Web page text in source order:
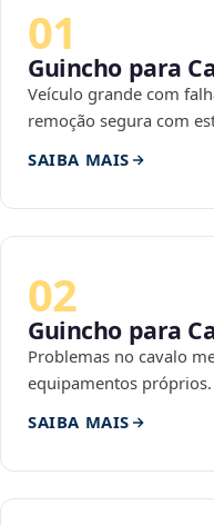
01
Guincho para
Veículo grande com
remoção segura com
SAIBA MAIS
02
Guincho para
Problemas no cavalo
equipamentos próprios.
SAIBA MAIS